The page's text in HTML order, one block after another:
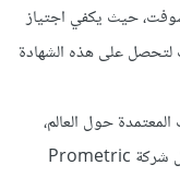
حيث يكفي اجتياز
على هذه الشهادة
حول العالم،
وانما من قبل شركات متخصصة بهذا المجال، مثل شركة Prometric